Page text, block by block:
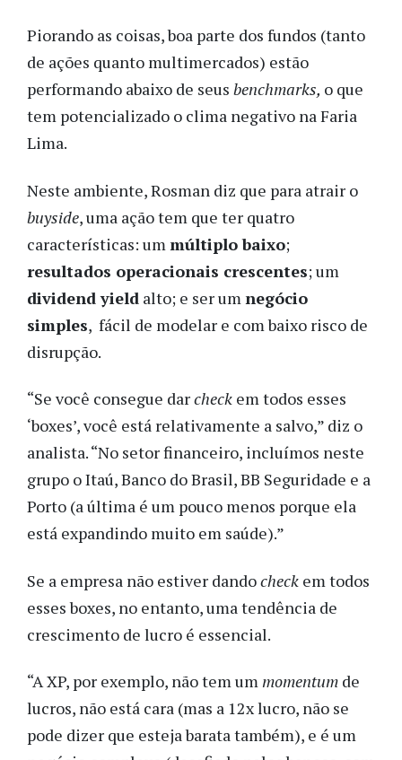
Piorando as coisas, boa parte dos fundos (tanto
de ações quanto multimercados) estão
performando abaixo de seus benchmarks, o que
tem potencializado o clima negativo na Faria
Lima.
Neste ambiente, Rosman diz que para atrair o
buyside, uma ação tem que ter quatro
características: ummúltiplo baixo;
resultados operacionais crescentes; um
dividend yield alto; e ser umnegócio
simples, fácil de modelar e com baixo risco de
disrupção.
“Se você consegue darcheck em todos esses
‘boxes’, você está relativamente a salvo,” diz o
analista. “No setor financeiro, incluímos neste
grupo o Itaú, Banco do Brasil, BB Seguridade e a
Porto (a última é um pouco menos porque ela
está expandindo muito em saúde).”
Se a empresa não estiver dandocheck em todos
esses boxes, no entanto, uma tendência de
crescimento de lucro é essencial.
“A XP, por exemplo, não tem ummomentum de
lucros, não está cara (mas a 12x lucro, não se
pode dizer que esteja barata também), e é um